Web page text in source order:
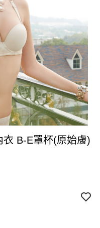
【瑪登瑪朵】我挺妳半罩內衣 B-E罩杯(原始膚)